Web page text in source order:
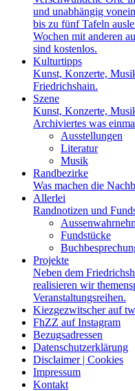
und unabhängig
bis zu fünf Tafeln
Wochen mit anderen
sind kostenlos.
Kulturtipps
Kunst, Konzerte,
Friedrichshain.
Szene
Kunst, Konzerte,
Archiviertes was
Ausstellungen
Literatur
Musik
Randbezirke
Was machen die
Allerlei
Randnotizen und
Fundstücke
Projekte
Neben dem
realisieren wir
Veranstaltungsreihen.
Kiezgezwitscher auf
FhZZ auf Instagram
Bezugsadressen
Datenschutzerklärung
Disclaimer | Cookies
Impressum
Kontakt